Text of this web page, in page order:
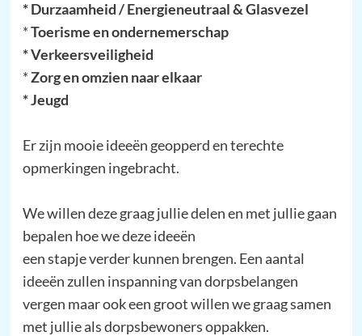
* Durzaamheid / Energieneutraal & Glasvezel
*Toerisme en ondernemerschap
* Verkeersveiligheid
*Zorg en omzien naar elkaar
* Jeugd
Er zijn mooie ideeën geopperd en terechte
opmerkingen ingebracht.
We willen deze graag jullie delen en met jullie gaan
bepalen hoe we deze ideeën
een stapje verder kunnen brengen. Een aantal
ideeën zullen inspanning van dorpsbelangen
vergen maar ook een groot willen we graag samen
met jullie als dorpsbewoners oppakken.